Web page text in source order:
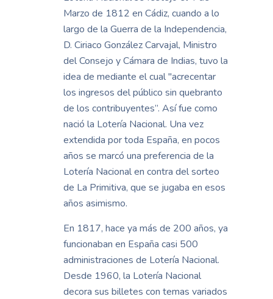
Marzo de 1812 en Cádiz, cuando a lo
largo de la Guerra de la Independencia,
D. Ciriaco González Carvajal, Ministro
del Consejo y Cámara de Indias, tuvo la
idea de mediante el cual "acrecentar
los ingresos del público sin quebranto
de los contribuyentes”. Así fue como
nació la Lotería Nacional. Una vez
extendida por toda España, en pocos
años se marcó una preferencia de la
Lotería Nacional en contra del sorteo
de La Primitiva, que se jugaba en esos
años asimismo.
En 1817, hace ya más de 200 años, ya
funcionaban en España casi 500
administraciones de Lotería Nacional.
Desde 1960, la Lotería Nacional
decora sus billetes con temas variados